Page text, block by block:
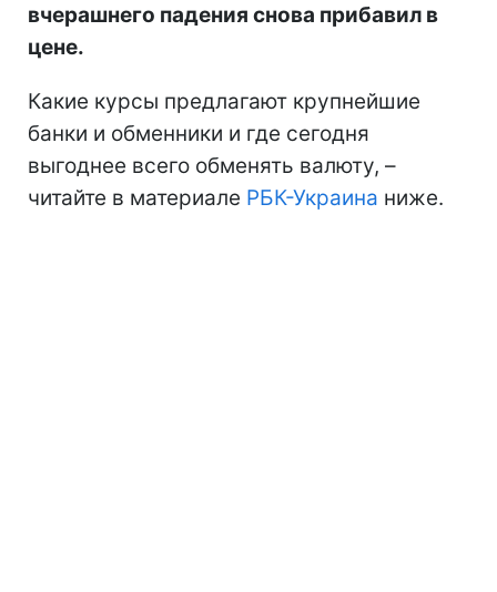
вчерашнего падения снова прибавил в
цене.
Какие курсы предлагают крупнейшие
банки и обменники и где сегодня
выгоднее всего обменять валюту, –
читайте в материале РБК-Украина ниже.